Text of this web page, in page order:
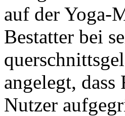
auf der Yoga-
Bestatter bei
angelegt,
Nutzer